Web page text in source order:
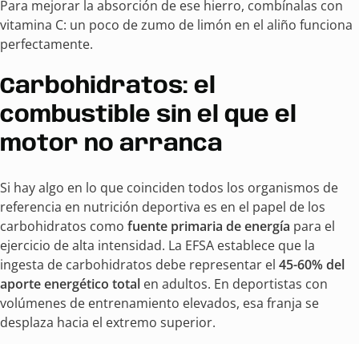
Para mejorar la absorción de ese hierro, combínalas con
vitamina C: un poco de zumo de limón en el aliño funciona
perfectamente.
Carbohidratos: el
combustible sin el que el
motor no arranca
Si hay algo en lo que coinciden todos los organismos de
referencia en nutrición deportiva es en el papel de los
carbohidratos como fuente primaria de energía para el
ejercicio de alta intensidad. La EFSA establece que la
ingesta de carbohidratos debe representar el 45-60% del
aporte energético total en adultos. En deportistas con
volúmenes de entrenamiento elevados, esa franja se
desplaza hacia el extremo superior.